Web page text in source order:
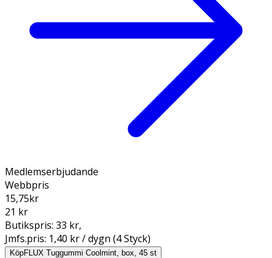
Medlemserbjudande
Webbpris
15,75kr
21 kr
Butikspris: 33 kr,
Jmfs.pris: 1,40 kr / dygn (4 Styck)
KöpFLUX Tuggummi Coolmint, box, 45 st